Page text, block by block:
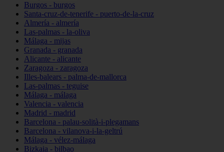
Burgos - burgos
Santa-cruz-de-tenerife - puerto-de-la-cruz
Almería - almería
Las-palmas - la-oliva
Málaga - mijas
Granada - granada
Alicante - alicante
Zaragoza - zaragoza
Illes-balears - palma-de-mallorca
Las-palmas - teguise
Málaga - málaga
Valencia - valencia
Madrid - madrid
Barcelona - palau-solità-i-plegamans
Barcelona - vilanova-i-la-geltrú
Málaga - vélez-málaga
Bizkaia - bilbao